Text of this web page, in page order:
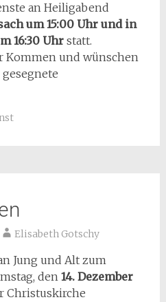
an Heiligabend
um 15:00 Uhr und in
16:30 Uhrstatt.
Kommen und wünschen
Elisabeth Gotschy
Jung und Alt zum
den 14. Dezember
Christuskirche